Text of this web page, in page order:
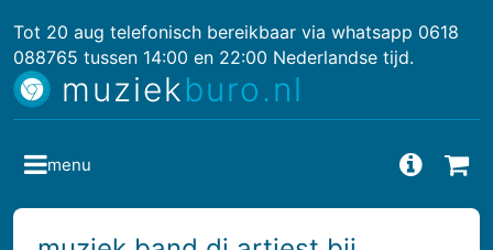
Tot 20 aug telefonisch bereikbaar via whatsapp 0618
088765 tussen 14:00 en 22:00 Nederlandse tijd.
muziekburo.nl
menu